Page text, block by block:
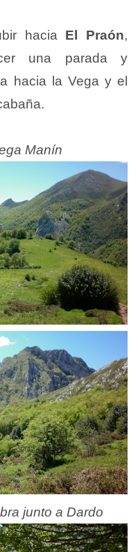
hacia El Praón,
una parada y
hacia la Vega y el
Manín
junto a Dardo